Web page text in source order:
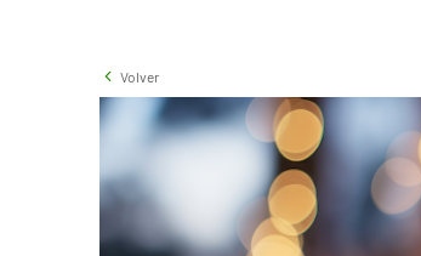
Volver